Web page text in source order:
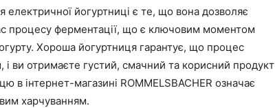
електричної йогуртниці є те, що вона дозволяє
процесу ферментації, що є ключовим моментом
Хороша йогуртниця гарантує, що процес
і ви отримаєте густий, смачний та корисний продукт
в інтернет-магазині ROMMELSBACHER означає
харчуванням.